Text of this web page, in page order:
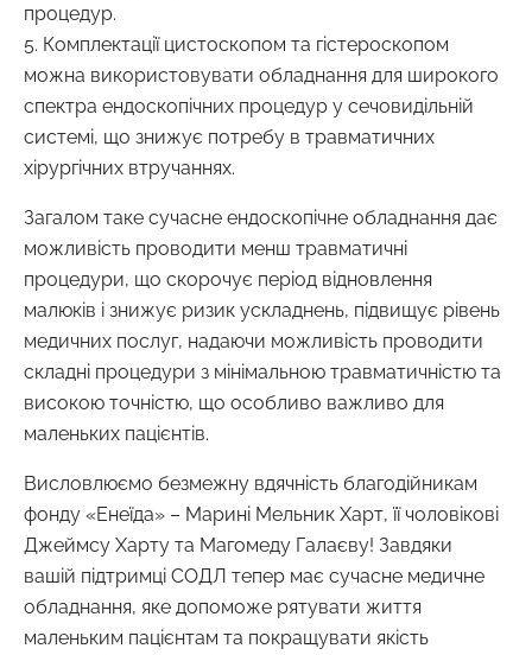
процедур.
5. Комплектації цистоскопом та гістероскопом
можна використовувати обладнання для широкого
спектра ендоскопічних процедур у сечовидільній
системі, що знижує потребу в травматичних
хірургічних втручаннях.
Загалом таке сучасне ендоскопічне обладнання дає
можливість проводити менш травматичні
процедури, що скорочує період відновлення
малюків і знижує ризик ускладнень, підвищує рівень
медичних послуг, надаючи можливість проводити
складні процедури з мінімальною травматичністю та
високою точністю, що особливо важливо для
маленьких пацієнтів.
Висловлюємо безмежну вдячність благодійникам
фонду «Енеїда» – Марині Мельник Харт, її чоловікові
Джеймсу Харту та Магомеду Галаєву! Завдяки
вашій підтримці СОДЛ тепер має сучасне медичне
обладнання, яке допоможе рятувати життя
маленьким пацієнтам та покращувати якість